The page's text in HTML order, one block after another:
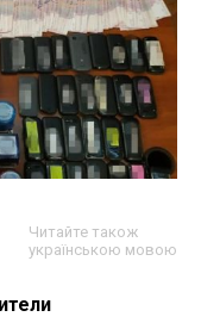
Читайте також
українською мовою